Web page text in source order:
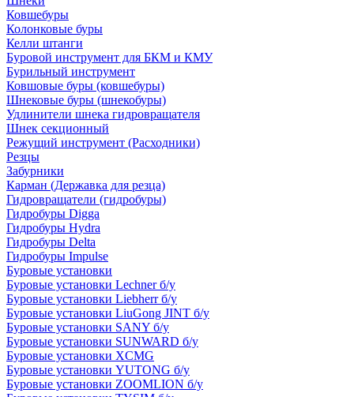
Ковшебуры
Колонковые буры
Келли штанги
Буровой инструмент для БКМ и КМУ
Бурильный инструмент
Ковшовые буры (ковшебуры)
Шнековые буры (шнекобуры)
Удлинители шнека гидровращателя
Шнек секционный
Режущий инструмент (Расходники)
Резцы
Забурники
Карман (Державка для резца)
Гидровращатели (гидробуры)
Гидробуры Digga
Гидробуры Hydra
Гидробуры Delta
Гидробуры Impulse
Буровые установки
Буровые установки Lechner б/у
Буровые установки Liebherr б/у
Буровые установки LiuGong JINT б/у
Буровые установки SANY б/у
Буровые установки SUNWARD б/у
Буровые установки XCMG
Буровые установки YUTONG б/у
Буровые установки ZOOMLION б/у